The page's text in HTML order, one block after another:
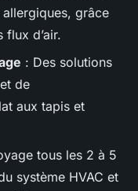
grâce
d’air.
: Des solutions
de
aux tapis et
tous les 2 à 5
système HVAC et